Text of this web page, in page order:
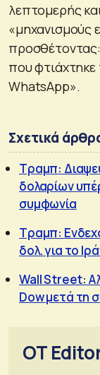
λεπτομερής
«μηχανισμούς
που
WhatsApp».
Σχετικά
Τραμπ:
δολαρίων
συμφωνία
Τραμπ:
δολ. για το
Wall Street:
Dow μετά τη
OT